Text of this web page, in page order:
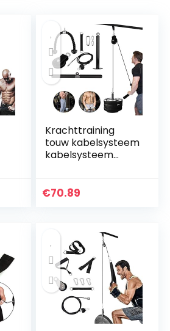
Krachttraining
touw kabelsysteem
kabelsysteem
machine 2
€70.89